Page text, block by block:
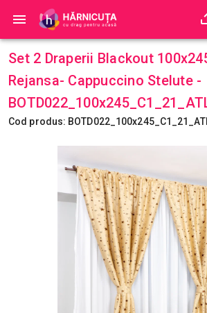
Set 2 Draperii Blackout
Rejansa- Cappuccino Stelute -
Cod produs: